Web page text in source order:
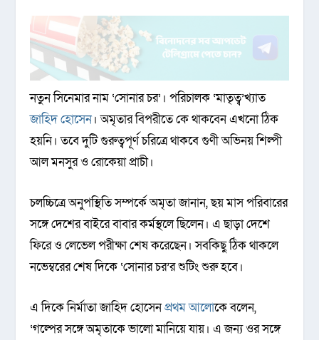
নতুন সিনেমার নাম ‘সোনার চর’। পরিচালক ‘মাতৃত্ব’খ্যাত
জাহিদ হোসেন। অমৃতার বিপরীতে কে থাকবেন এখনো ঠিক
হয়নি। তবে দুটি গুরুত্বপূর্ণ চরিত্রে থাকবে গুণী অভিনয় শিল্পী
আল মনসুর ও রোকেয়া প্রাচী।
চলচ্চিত্রে অনুপস্থিতি সম্পর্কে অমৃতা জানান, ছয় মাস পরিবারের
সঙ্গে দেশের বাইরে বাবার কর্মস্থলে ছিলেন। এ ছাড়া দেশে
ফিরে ও লেভেল পরীক্ষা শেষ করেছেন। সবকিছু ঠিক থাকলে
নভেম্বরের শেষ দিকে ‘সোনার চর’র শুটিং শুরু হবে।
এ দিকে নির্মাতা জাহিদ হোসেনপ্রথম আলোকে বলেন,
‘গল্পের সঙ্গে অমৃতাকে ভালো মানিয়ে যায়। এ জন্য ওর সঙ্গে